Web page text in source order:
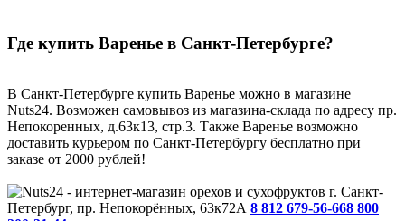
Где купить Варенье в Санкт-Петербурге?
В Санкт-Петербурге купить Варенье можно в магазине
Nuts24. Возможен самовывоз из магазина-склада по адресу пр.
Непокоренных, д.63к13, стр.3. Также Варенье возможно
доставить курьером по Санкт-Петербургу бесплатно при
заказе от 2000 рублей!
г. Санкт-
Петербург, пр. Непокорённых, 63к72А 8 812 679-56-668 800